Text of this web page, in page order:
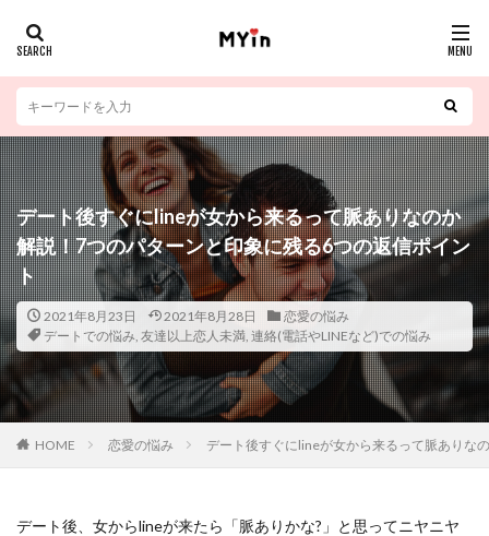
デート後すぐにlineが女から来るって脈ありなのか
解説！7つのパターンと印象に残る6つの返信ポイン
ト
2021年8月23日 2021年8月28日
恋愛の悩み
デートでの悩み, 友達以上恋人未満, 連絡(電話やLINEなど)での悩み
HOME 恋愛の悩み デート後すぐにlineが女から来るって脈ありな
デート後、女からlineが来たら「脈ありかな?」と思ってニヤニヤ